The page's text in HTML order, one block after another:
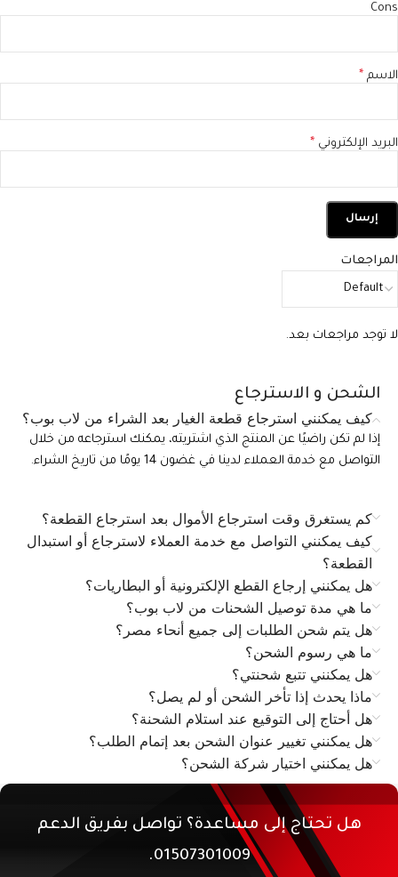
المراجعات
لا توجد مراجعات بعد.
Cons
الاسم *
البريد الإلكتروني *
الشحن و الاسترجاع
كيف يمكنني استرجاع قطعة الغيار بعد الشراء من لاب بوب؟
إذا لم تكن راضيًا عن المنتج الذي اشتريته، يمكنك استرجاعه من خلال
التواصل مع خدمة العملاء لدينا في غضون 14 يومًا من تاريخ الشراء.
كم يستغرق وقت استرجاع الأموال بعد استرجاع القطعة؟
كيف يمكنني التواصل مع خدمة العملاء لاسترجاع أو استبدال
القطعة؟
هل يمكنني إرجاع القطع الإلكترونية أو البطاريات؟
ما هي مدة توصيل الشحنات من لاب بوب؟
هل يتم شحن الطلبات إلى جميع أنحاء مصر؟
ما هي رسوم الشحن؟
هل يمكنني تتبع شحنتي؟
ماذا يحدث إذا تأخر الشحن أو لم يصل؟
هل أحتاج إلى التوقيع عند استلام الشحنة؟
هل يمكنني تغيير عنوان الشحن بعد إتمام الطلب؟
هل يمكنني اختيار شركة الشحن؟
هل تحتاج إلى مساعدة؟ تواصل بفريق الدعم
01507301009.